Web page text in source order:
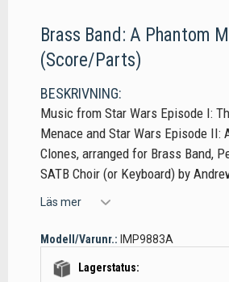
Brass Band: A Phantom
(Score/Parts)
BESKRIVNING:
Music from Star Wars Episode I:
Menace and Star Wars Episode II:
Clones, arranged for Brass Band,
SATB Choir (or Keyboard) by
Läs mer
Modell/Varunr.: IMP9883A
Lagerstatus: